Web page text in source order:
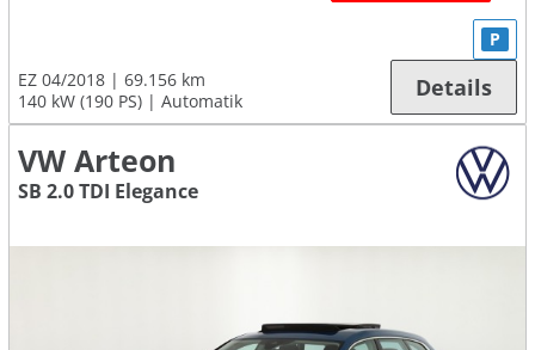
EZ 04/2018
69.156 km
140 kW (190 PS)
Automatik
P
Details
VW Arteon
SB 2.0 TDI Elegance